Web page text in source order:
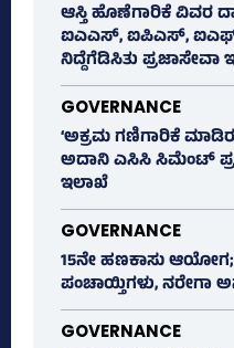
ಆಸ್ತಿ ಹೊಣೆಗಾರಿಕೆ ವಿವರ
ಐಎಎಸ್‌, ಐಪಿಎಸ್‌,
ನಿದ್ದೆಗೆಡಿಸಿತು
GOVERNANCE
‘ಅಕ್ರಮ ಗಣಿಗಾರಿಕೆ
ಅದಾನಿ ಎಸಿಸಿ ಸಿಮೆಂಟ್
ಇಲಾಖೆ
GOVERNANCE
15ನೇ ಹಣಕಾಸು
ಪಂಚಾಯ್ತಿಗಳು, ನರೇಗಾ
GOVERNANCE